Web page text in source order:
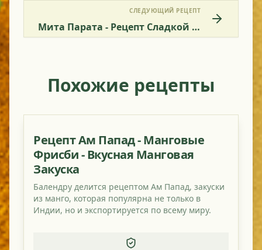
СЛЕДУЮЩИЙ РЕЦЕПТ
Мита Парата - Рецепт Сладкой Индийской Лепешки
Похожие рецепты
Рецепт Ам Папад - Манговые
Фрисби - Вкусная Манговая
Закуска
Балендру делится рецептом Ам Папад, закуски
из манго, которая популярна не только в
Индии, но и экспортируется по всему миру.